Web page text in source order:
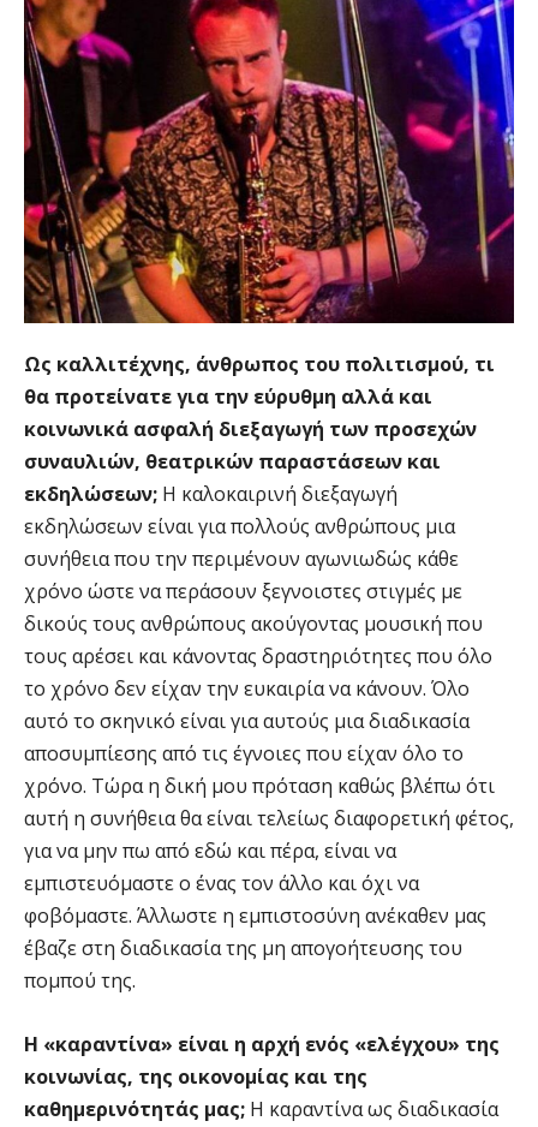
Ως καλλιτέχνης, άνθρωπος του πολιτισμού, τι
θα προτείνατε για την εύρυθμη αλλά και
κοινωνικά ασφαλή διεξαγωγή των προσεχών
συναυλιών, θεατρικών παραστάσεων και
εκδηλώσεων; Η καλοκαιρινή διεξαγωγή
εκδηλώσεων είναι για πολλούς ανθρώπους μια
συνήθεια που την περιμένουν αγωνιωδώς κάθε
χρόνο ώστε να περάσουν ξεγνοιστες στιγμές με
δικούς τους ανθρώπους ακούγοντας μουσική που
τους αρέσει και κάνοντας δραστηριότητες που όλο
το χρόνο δεν είχαν την ευκαιρία να κάνουν. Όλο
αυτό το σκηνικό είναι για αυτούς μια διαδικασία
αποσυμπίεσης από τις έγνοιες που είχαν όλο το
χρόνο. Τώρα η δική μου πρόταση καθώς βλέπω ότι
αυτή η συνήθεια θα είναι τελείως διαφορετική φέτος,
για να μην πω από εδώ και πέρα, είναι να
εμπιστευόμαστε ο ένας τον άλλο και όχι να
φοβόμαστε. Άλλωστε η εμπιστοσύνη ανέκαθεν μας
έβαζε στη διαδικασία της μη απογοήτευσης του
πομπού της.
Η «καραντίνα» είναι η αρχή ενός «ελέγχου» της
κοινωνίας, της οικονομίας και της
καθημερινότητάς μας; Η καραντίνα ως διαδικασία